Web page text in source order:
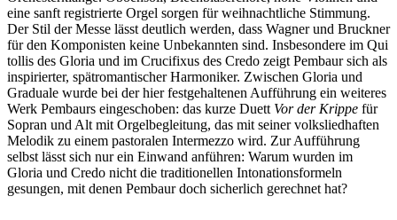
eine sanft registrierte Orgel sorgen für weihnachtliche Stimmung.
Der Stil der Messe lässt deutlich werden, dass Wagner und Bruckner
für den Komponisten keine Unbekannten sind. Insbesondere im Qui
tollis des Gloria und im Crucifixus des Credo zeigt Pembaur sich als
inspirierter, spätromantischer Harmoniker. Zwischen Gloria und
Graduale wurde bei der hier festgehaltenen Aufführung ein weiteres
Werk Pembaurs eingeschoben: das kurze Duett Vor der Krippe für
Sopran und Alt mit Orgelbegleitung, das mit seiner volksliedhaften
Melodik zu einem pastoralen Intermezzo wird. Zur Aufführung
selbst lässt sich nur ein Einwand anführen: Warum wurden im
Gloria und Credo nicht die traditionellen Intonationsformeln
gesungen, mit denen Pembaur doch sicherlich gerechnet hat?